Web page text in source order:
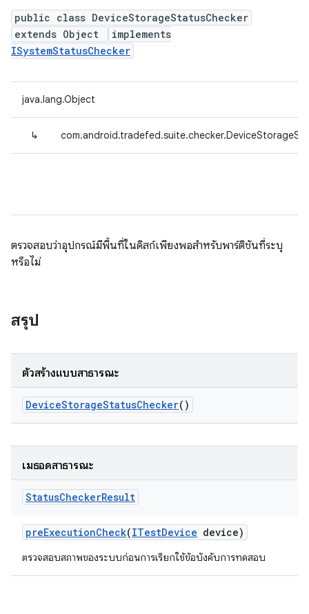
public class DeviceStorageStatusChecker
extends Object
implements
ISystemStatusChecker
java.lang.Object
↳
ตรวจสอบว่าอุปกรณ์มีพื้นที่ในดิสก์เพียงพอสำหรับพาร์ติชันที่ระบุ
หรือไม่
สรุป
ตัวสร้างแบบสาธารณะ
DeviceStorageStatusChecker()
เมธอดสาธารณะ
StatusCheckerResult
preExecutionCheck(ITestDevice device)
ตรวจสอบสภาพของระบบก่อนการเรียกใช้ข้อบังคับการทดสอบ